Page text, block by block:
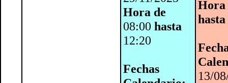
Hora de
08:00 hasta
12:20
Fechas
Hora
hasta
13/